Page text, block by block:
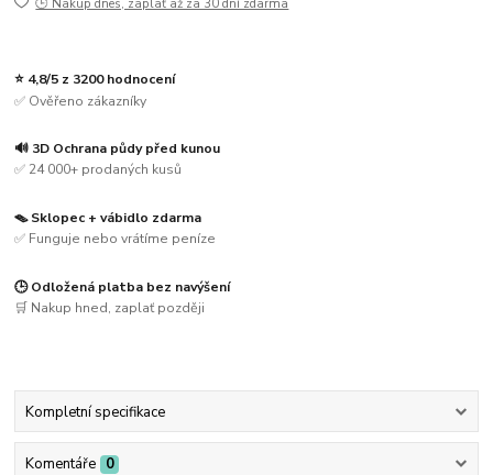
🕒 Nakup dnes, zaplať až za 30 dní zdarma
⭐ 4,8/5 z 3200 hodnocení
✅ Ověřeno zákazníky
🔊 3D Ochrana půdy před kunou
✅ 24 000+ prodaných kusů
🪤 Sklopec + vábidlo zdarma
✅ Funguje nebo vrátíme peníze
🕒 Odložená platba bez navýšení
🛒 Nakup hned, zaplať později
Kompletní specifikace
Komentáře 0